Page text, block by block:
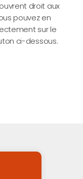
droit aux
pouvez en
sur le
ci-dessous.